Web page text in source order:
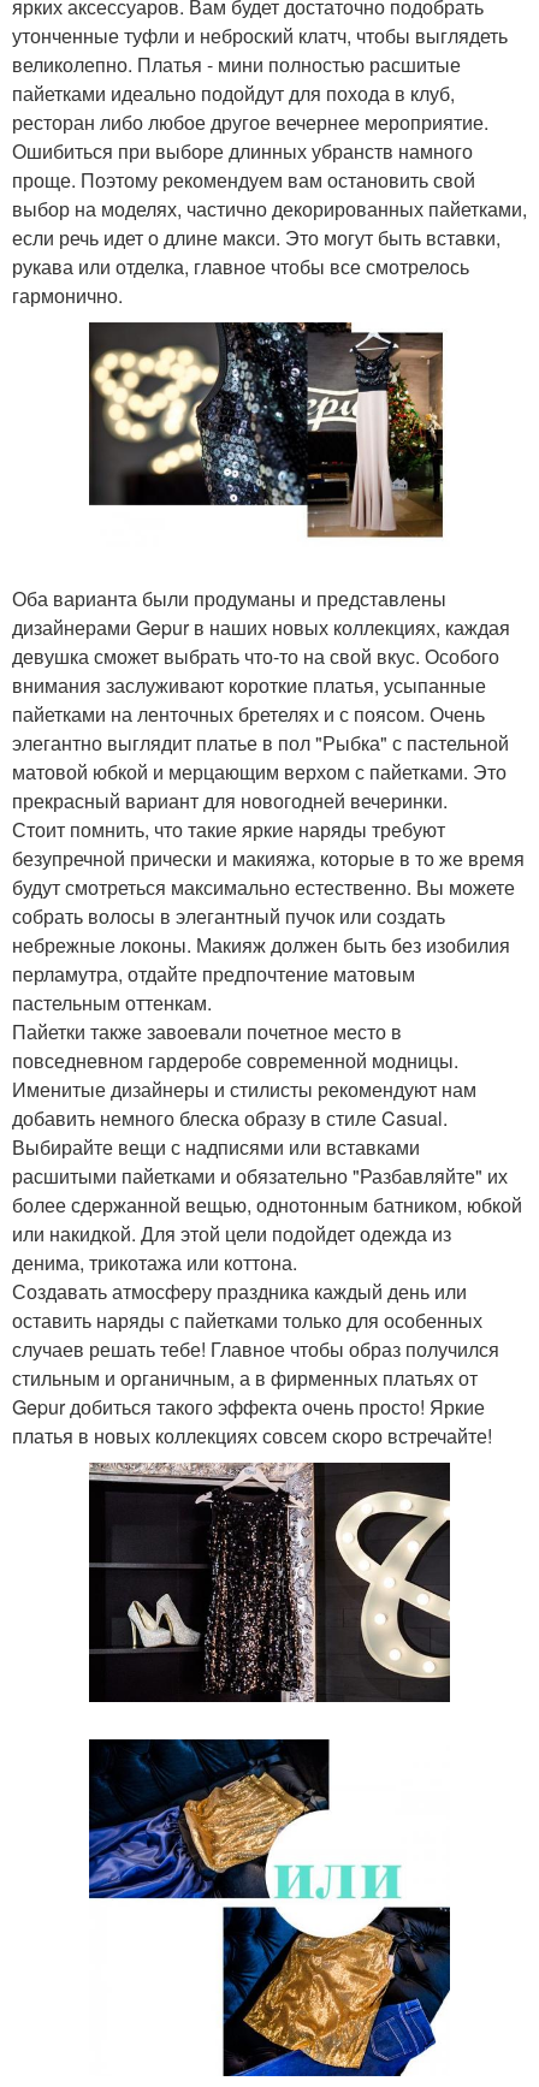
ярких аксессуаров. Вам будет достаточно подобрать
утонченные туфли и неброский клатч, чтобы выглядеть
великолепно. Платья - мини полностью расшитые
пайетками идеально подойдут для похода в клуб,
ресторан либо любое другое вечернее мероприятие.
Ошибиться при выборе длинных убранств намного
проще. Поэтому рекомендуем вам остановить свой
выбор на моделях, частично декорированных пайетками,
если речь идет о длине макси. Это могут быть вставки,
рукава или отделка, главное чтобы все смотрелось
гармонично.
Оба варианта были продуманы и представлены
дизайнерами Gepur в наших новых коллекциях, каждая
девушка сможет выбрать что-то на свой вкус. Особого
внимания заслуживают короткие платья, усыпанные
пайетками на ленточных бретелях и с поясом. Очень
элегантно выглядит платье в пол "Рыбка" с пастельной
матовой юбкой и мерцающим верхом с пайетками. Это
прекрасный вариант для новогодней вечеринки.
Стоит помнить, что такие яркие наряды требуют
безупречной прически и макияжа, которые в то же время
будут смотреться максимально естественно. Вы можете
собрать волосы в элегантный пучок или создать
небрежные локоны. Макияж должен быть без изобилия
перламутра, отдайте предпочтение матовым
пастельным оттенкам.
Пайетки также завоевали почетное место в
повседневном гардеробе современной модницы.
Именитые дизайнеры и стилисты рекомендуют нам
добавить немного блеска образу в стиле Casual.
Выбирайте вещи с надписями или вставками
расшитыми пайетками и обязательно "Разбавляйте" их
более сдержанной вещью, однотонным батником, юбкой
или накидкой. Для этой цели подойдет одежда из
денима, трикотажа или коттона.
Создавать атмосферу праздника каждый день или
оставить наряды с пайетками только для особенных
случаев решать тебе! Главное чтобы образ получился
стильным и органичным, а в фирменных платьях от
Gepur добиться такого эффекта очень просто! Яркие
платья в новых коллекциях совсем скоро встречайте!